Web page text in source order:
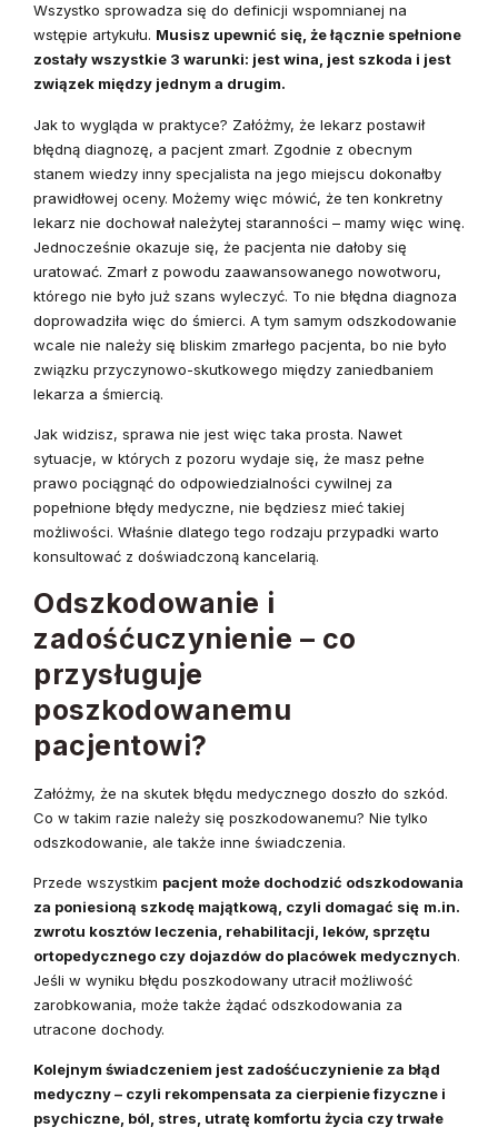
Wszystko sprowadza się do definicji wspomnianej na
wstępie artykułu. Musisz upewnić się, że łącznie spełnione
zostały wszystkie 3 warunki: jest wina, jest szkoda i jest
związek między jednym a drugim.
Jak to wygląda w praktyce? Załóżmy, że lekarz postawił
błędną diagnozę, a pacjent zmarł. Zgodnie z obecnym
stanem wiedzy inny specjalista na jego miejscu dokonałby
prawidłowej oceny. Możemy więc mówić, że ten konkretny
lekarz nie dochował należytej staranności – mamy więc winę.
Jednocześnie okazuje się, że pacjenta nie dałoby się
uratować. Zmarł z powodu zaawansowanego nowotworu,
którego nie było już szans wyleczyć. To nie błędna diagnoza
doprowadziła więc do śmierci. A tym samym odszkodowanie
wcale nie należy się bliskim zmarłego pacjenta, bo nie było
związku przyczynowo-skutkowego między zaniedbaniem
lekarza a śmiercią.
Jak widzisz, sprawa nie jest więc taka prosta. Nawet
sytuacje, w których z pozoru wydaje się, że masz pełne
prawo pociągnąć do odpowiedzialności cywilnej za
popełnione błędy medyczne, nie będziesz mieć takiej
możliwości. Właśnie dlatego tego rodzaju przypadki warto
konsultować z doświadczoną kancelarią.
Odszkodowanie i
zadośćuczynienie – co
przysługuje
poszkodowanemu
pacjentowi?
Załóżmy, że na skutek błędu medycznego doszło do szkód.
Co w takim razie należy się poszkodowanemu? Nie tylko
odszkodowanie, ale także inne świadczenia.
Przede wszystkim pacjent może dochodzić odszkodowania
za poniesioną szkodę majątkową, czyli domagać się m.in.
zwrotu kosztów leczenia, rehabilitacji, leków, sprzętu
ortopedycznego czy dojazdów do placówek medycznych.
Jeśli w wyniku błędu poszkodowany utracił możliwość
zarobkowania, może także żądać odszkodowania za
utracone dochody.
Kolejnym świadczeniem jest zadośćuczynienie za błąd
medyczny – czyli rekompensata za cierpienie fizyczne i
psychiczne, ból, stres, utratę komfortu życia czy trwałe